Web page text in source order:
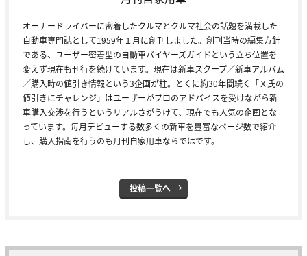
オーナードライバーに密着したクルマとクルマ社会の話題を満載した
自動車専門誌として1959年１月に創刊しました。創刊当時の編集方針
である、ユーザー密着型の自動車バイヤーズガイドという立ち位置を
変えず現在も刊行を続けています。現在は新車スクープ／新車アルバム
／購入時の値引き情報という3企画が柱。とくに約30年間続く「Ｘ氏の
値引きにチャレンジ」はユーザーがプロのアドバイスを受けながら新
車購入交渉を行うというリアルさがうけて、現在でも人気の企画とな
っています。毎月デビューする数多くの新車を豊富なページ数で紹介
し、購入指南を行うのも月刊自家用車ならではです。
投稿一覧へ